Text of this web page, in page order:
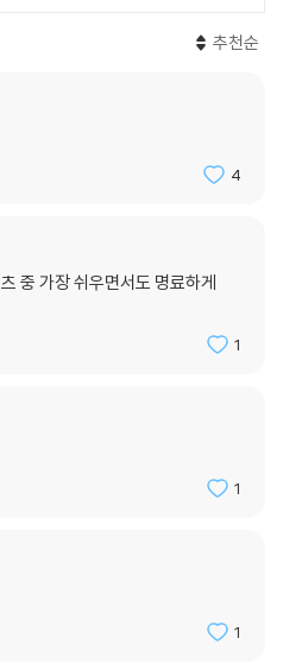
추천순
4
중 가장 쉬우면서도 명료하게
1
1
1